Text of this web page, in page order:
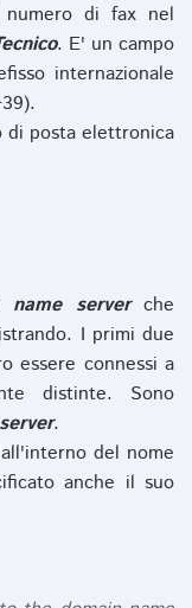
di fax nel
. E' un campo
internazionale
posta elettronica
name serverche
I primi due
essere connessi a
distinte. Sono
.
del nome
anche il suo